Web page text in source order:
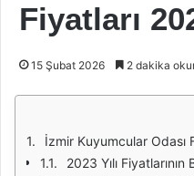
Fiyatları
15 Şubat 2026 2 dakika
İzmir Kuyumcular Odası
2023 Yılı